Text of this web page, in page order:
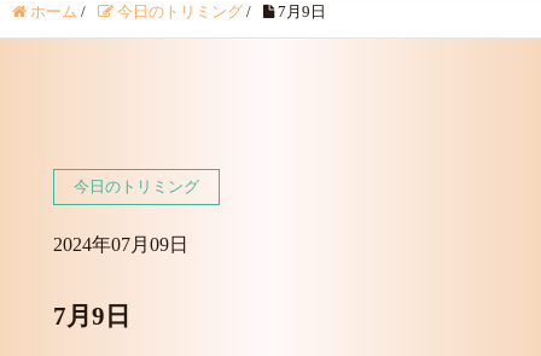
ホーム / 今日のトリミング / 7月9日
今日のトリミング
2024年07月09日
7月9日